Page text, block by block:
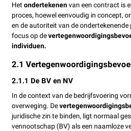
Hetondertekenenvan een contract is
proces, hoewel eenvoudig in concept,
en de autoriteit van de
focus op de
individuen.
2.1
2.1.1 De BV en NV
In de context van de bedrijfsvoering
overweging. De
juridische zin te binden, ligt normaal
vennootschap (BV) als een naamloze